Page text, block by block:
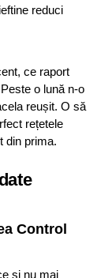
reduci
ce raport
o lună n-o
reușit. O să
rețetele
din prima.
Control
și nu mai